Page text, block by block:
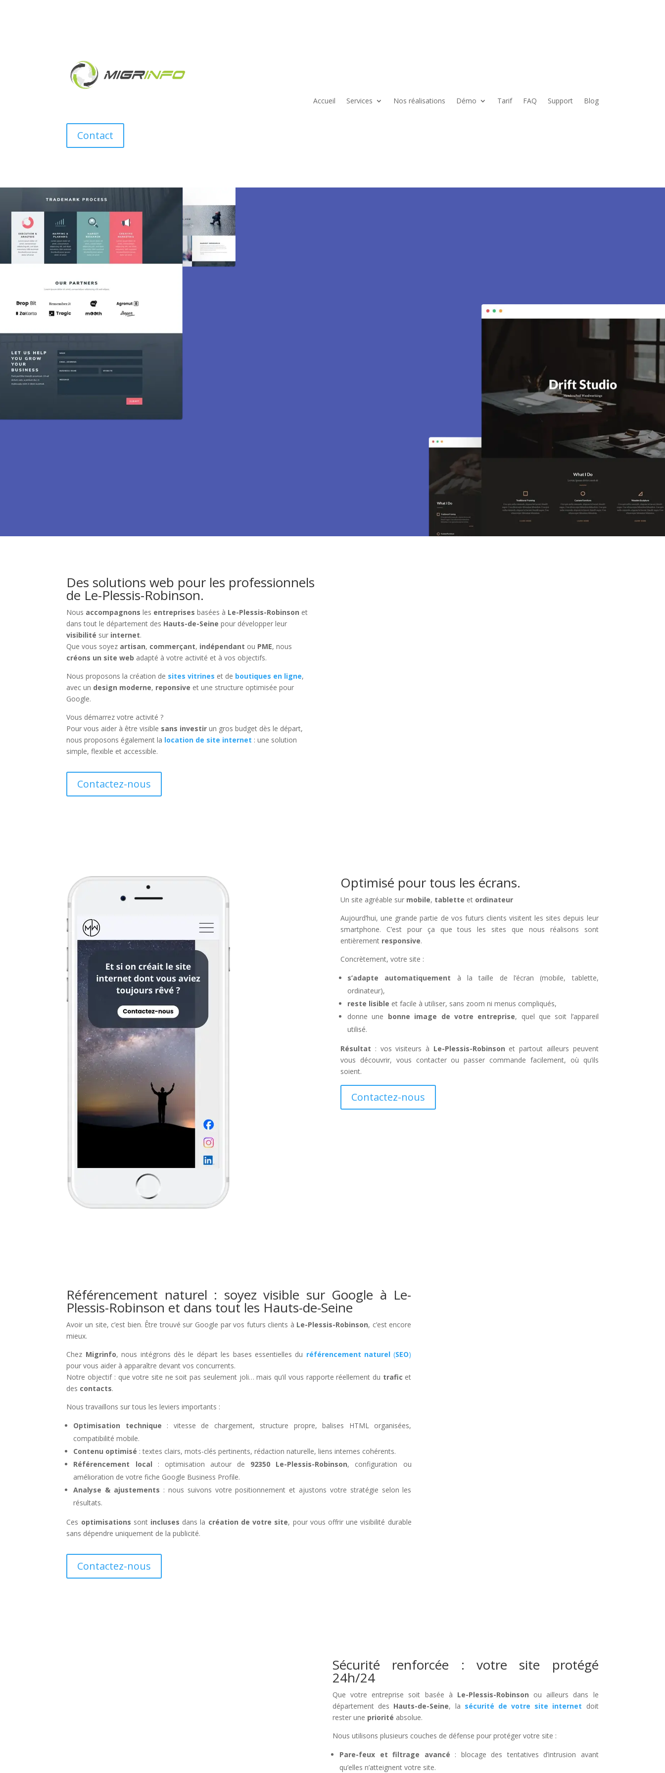
Accueil Services Nos réalisations Démo Tarif FAQ Support Blog
Contact
Création de site internet et e-commerce à Le-Plessis-
Des sites modernes, rapides et optimisés pour attirer des clients près de
Des solutions web pour les professionnels
de Le-Plessis-Robinson.
Nous accompagnons les entreprises basées à Le-Plessis-Robinson et
dans tout le département des Hauts-de-Seine pour développer leur
visibilité sur internet.
Que vous soyez artisan, commerçant, indépendant ou PME, nous
créons un site web adapté à votre activité et à vos objectifs.
Nous proposons la création de sites vitrines et de boutiques en ligne,
avec un design moderne, reponsive et une structure optimisée pour
Google.
Vous démarrez votre activité ?
Pour vous aider à être visible sans investir un gros budget dès le départ,
nous proposons également la location de site internet : une solution
simple, flexible et accessible.
Contactez-nous
Optimisé pour tous les écrans.
Un site agréable sur mobile, tablette et ordinateur
Aujourd’hui, une grande partie de vos futurs clients visitent les sites depuis leur
smartphone. C’est pour ça que tous les sites que nous réalisons sont
entièrement responsive.
Concrètement, votre site :
s’adapte automatiquement à la taille de l’écran (mobile, tablette,
ordinateur),
reste lisible et facile à utiliser, sans zoom ni menus compliqués,
donne une bonne image de votre entreprise, quel que soit l’appareil
utilisé.
Résultat : vos visiteurs à Le-Plessis-Robinson et partout ailleurs peuvent
vous découvrir, vous contacter ou passer commande facilement, où qu’ils
soient.
Contactez-nous
Référencement naturel : soyez visible sur Google à Le-
Plessis-Robinson et dans tout les Hauts-de-Seine
Avoir un site, c’est bien. Être trouvé sur Google par vos futurs clients à Le-Plessis-Robinson, c’est encore
mieux.
Chez Migrinfo, nous intégrons dès le départ les bases essentielles du référencement naturel (SEO)
pour vous aider à apparaître devant vos concurrents.
Notre objectif : que votre site ne soit pas seulement joli… mais qu’il vous rapporte réellement du trafic et
des contacts.
Nous travaillons sur tous les leviers importants :
Optimisation technique : vitesse de chargement, structure propre, balises HTML organisées,
compatibilité mobile.
Contenu optimisé : textes clairs, mots-clés pertinents, rédaction naturelle, liens internes cohérents.
Référencement local : optimisation autour de 92350 Le-Plessis-Robinson, configuration ou
amélioration de votre fiche Google Business Profile.
Analyse & ajustements : nous suivons votre positionnement et ajustons votre stratégie selon les
résultats.
Ces optimisations sont incluses dans la création de votre site, pour vous offrir une visibilité durable
sans dépendre uniquement de la publicité.
Contactez-nous
Sécurité renforcée : votre site protégé
24h/24
Que votre entreprise soit basée à Le-Plessis-Robinson ou ailleurs dans le
département des Hauts-de-Seine, la sécurité de votre site internet doit
rester une priorité absolue.
Nous utilisons plusieurs couches de défense pour protéger votre site :
Pare-feux et filtrage avancé : blocage des tentatives d’intrusion avant
qu’elles n’atteignent votre site.